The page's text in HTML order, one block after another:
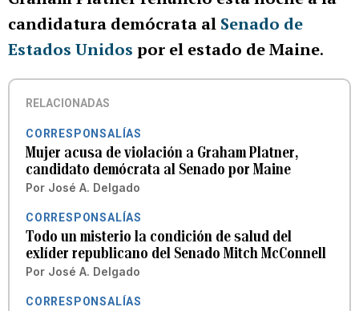
candidatura demócrata al Senado de
Estados Unidos por el estado de Maine.
RELACIONADAS
CORRESPONSALÍAS
Mujer acusa de violación a Graham Platner,
candidato demócrata al Senado por Maine
Por José A. Delgado
CORRESPONSALÍAS
Todo un misterio la condición de salud del
exlíder republicano del Senado Mitch McConnell
Por José A. Delgado
CORRESPONSALÍAS